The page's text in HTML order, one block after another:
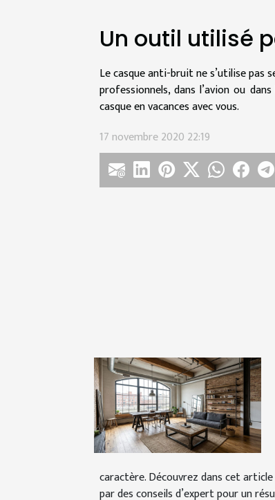
Un outil utilisé
Le casque anti-bruit ne s’utilise pas
professionnels, dans l’avion ou
casque en vacances avec vous.
17 novembre 2020 22:19
caractère. Découvrez dans cet
par des conseils d’expert pour un